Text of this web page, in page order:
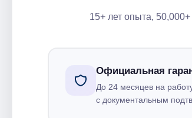
15+ лет опыта,
Официальная
До 24 месяцев на
с документальным